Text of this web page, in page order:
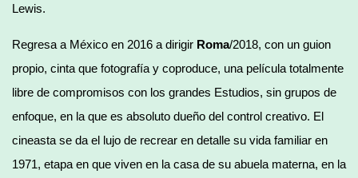
Lewis.
Regresa a México en 2016 a dirigir Roma/2018, con un guion
propio, cinta que fotografía y coproduce, una película totalmente
libre de compromisos con los grandes Estudios, sin grupos de
enfoque, en la que es absoluto dueño del control creativo. El
cineasta se da el lujo de recrear en detalle su vida familiar en
1971, etapa en que viven en la casa de su abuela materna, en la